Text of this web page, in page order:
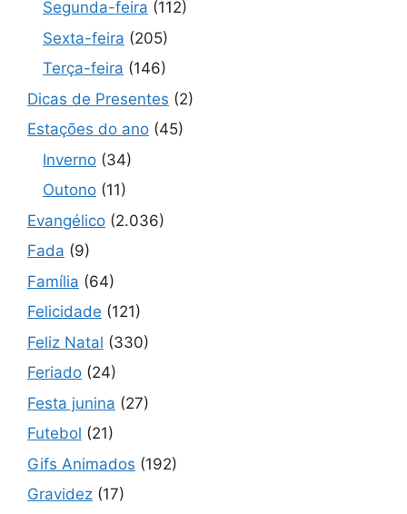
Segunda-feira (112)
Sexta-feira (205)
Terça-feira (146)
Dicas de Presentes (2)
Estações do ano (45)
Inverno (34)
Outono (11)
Evangélico (2.036)
Fada (9)
Família (64)
Felicidade (121)
Feliz Natal (330)
Feriado (24)
Festa junina (27)
Futebol (21)
Gifs Animados (192)
Gravidez (17)